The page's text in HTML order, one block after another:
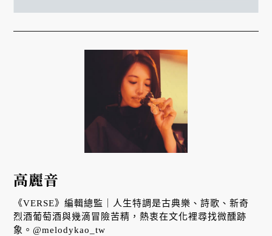
高麗音
《VERSE》編輯總監｜人生特調是古典樂、詩歌、新奇
烈酒葡萄酒與幾滴冒險苦精，熱衷在文化裡尋找微醺跡
象。@melodykao_tw